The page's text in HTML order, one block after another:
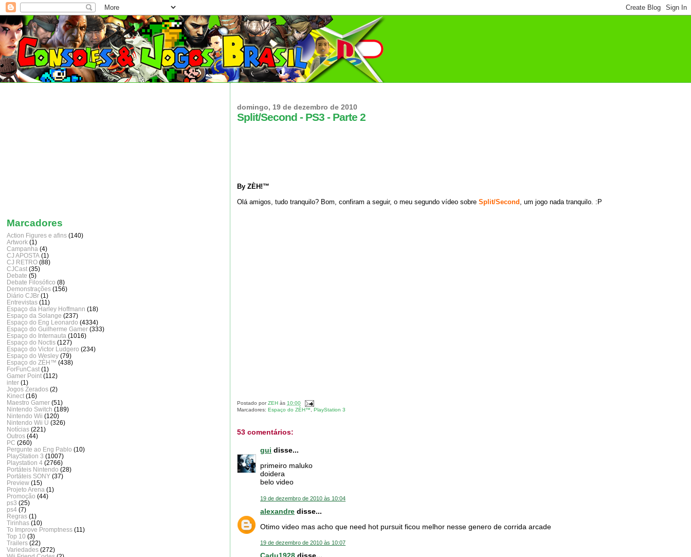
domingo, 19 de dezembro de 2010
Split/Second - PS3 - Parte 2
By ZÈH!™
Olá amigos, tudo tranquilo? Bom, confiram a seguir, o meu segundo vídeo sobreSplit/Second , um jogo nada tranquilo. :P
Postado porZEHàs10:00
Marcadores:Espaço do ZÈH™ ,PlayStation 3
53 comentários:
gui disse...
primeiro maluko
doidera
belo video
19 de dezembro de 2010 às 10:04
alexandre disse...
Otimo video mas acho que need hot pursuit ficou melhor nesse genero de corrida arcade
19 de dezembro de 2010 às 10:07
Marcadores
Action Figures e afins (140)
Artwork (1)
Campanha (4)
CJ APOSTA (1)
CJ RETRO (88)
CJCast (35)
Debate (5)
Debate Filosófico (8)
Demonstrações (156)
Diário CJBr (1)
Entrevistas (11)
Espaço da Harley Hoffmann (18)
Espaço da Solange (237)
Espaço do Eng Leonardo (4334)
Espaço do Guilherme Gamer (333)
Espaço do Internauta (1016)
Espaço do Noctis (127)
Espaço do Victor Ludgero (234)
Espaço do Wesley (79)
Espaço do ZÈH™ (438)
ForFunCast (1)
Gamer Point (112)
inter (1)
Jogos Zerados (2)
Kinect (16)
Maestro Gamer (51)
Nintendo Switch (189)
Nintendo Wii (120)
Nintendo Wii U (326)
Notícias (221)
Outros (44)
PC (260)
Pergunte ao Eng Pablo (10)
PlayStation 3 (1007)
Playstation 4 (2766)
Portáteis Nintendo (28)
Portáteis SONY (37)
Preview (15)
Projeto Arena (1)
Promoção (44)
ps3 (25)
ps4 (7)
Regras (1)
Tirinhas (10)
To Improve Promptness (11)
Top 10 (3)
Trailers (22)
Variedades (272)